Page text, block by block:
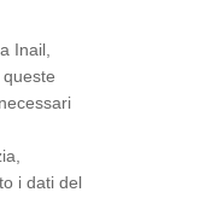
Inail,
i dati del